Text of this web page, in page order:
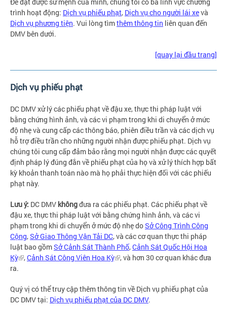
trình hoạt động: Dịch vụ phiếu phạt, Dịch vụ cho người lái xevà
Dịch vụ phương tiện. Vui lòng tìmthêm thông tin liên quan đến
DMV bên dưới.
[quay lại đầu trang]
Dịch vụ phiếu phạt
DC DMV xử lý các phiếu phạt về đậu xe, thực thi pháp luật với
bằng chứng hình ảnh, và các vi phạm trong khi di chuyển ở mức
độ nhẹ và cung cấp các thông báo, phiên điều trần và các dịch vụ
hỗ trợ điều trần cho những người nhận được phiếu phạt. Dịch vụ
chúng tôi cung cấp đảm bảo rằng mọi người nhận được các quyết
định pháp lý đúng đắn về phiếu phạt của họ và xử lý thích hợp bất
kỳ khoản thanh toán nào mà họ phải thực hiện đối với các phiếu
phạt này.
Lưu ý: DC DMV khôngđưa ra các phiếu phạt. Các phiếu phạt về
đậu xe, thực thi pháp luật với bằng chứng hình ảnh, và các vi
phạm trong khi di chuyển ở mức độ nhẹ doSở Công Trình Công
Cộng,Sở Giao Thông Vận Tải DC, và các cơ quan thực thi pháp
luật bao gồmSở Cảnh Sát Thành Phố,Cảnh Sát Quốc Hội Hoa
Kỳ
,Cảnh Sát Công Viên Hoa Kỳ
, và hơn 30 cơ quan khác đưa
ra.
Quý vị có thể truy cập thêm thông tin về Dịch vụ phiếu phạt của
DC DMV tại: Dịch vụ phiếu phạt của DC DMV.